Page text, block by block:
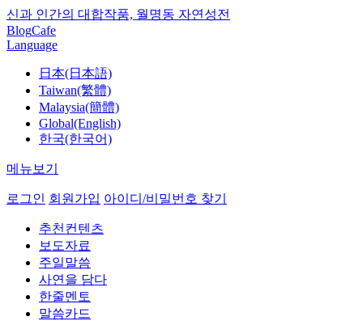
신과 인간의 대합작품, 월명동 자연성전
BlogCafe
Language
日本(日本語)
Taiwan(繁體)
Malaysia(簡體)
Global(English)
한국(한국어)
메뉴보기
로그인 회원가입 아이디/비밀번호 찾기
추천컨텐츠
보도자료
주일말씀
사연을 담다
한줄멘토
말씀카드